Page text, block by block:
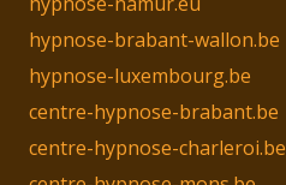
hypnose-brabant-wallon.be
hypnose-luxembourg.be
centre-hypnose-brabant.be
centre-hypnose-charleroi.be